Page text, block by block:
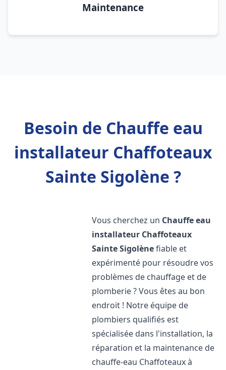
Maintenance
Besoin de Chauffe eau
installateur Chaffoteaux
Sainte Sigolène ?
Vous cherchez un Chauffe eau
installateur Chaffoteaux
Sainte Sigolènefiable et
expérimenté pour résoudre vos
problèmes de chauffage et de
plomberie ? Vous êtes au bon
endroit ! Notre équipe de
plombiers qualifiés est
spécialisée dans l'installation, la
réparation et la maintenance de
chauffe-eau Chaffoteaux à